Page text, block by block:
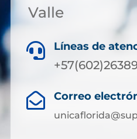
Valle
 Líneas de
 Correo